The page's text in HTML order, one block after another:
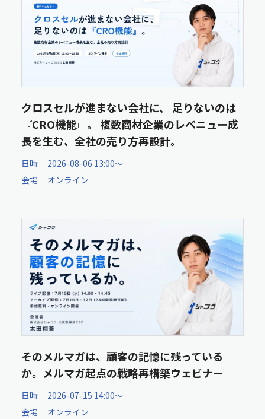
クロスセルが進まない会社に、 足りないのは
『CRO機能』。 複数商材企業のレベニュー成
長を生む、全社の売り方再設計。
日時
2026-08-06 13:00〜
会場
オンライン
そのメルマガは、顧客の記憶に残っている
か。メルマガ起点の戦略再構築ウェビナー
日時
2026-07-15 14:00〜
会場
オンライン